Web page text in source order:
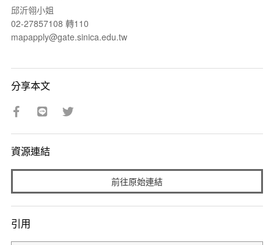
邱沂翎小姐
02-27857108 轉110
mapapply@gate.sinica.edu.tw
分享本文
資源連結
前往原始連結
引用